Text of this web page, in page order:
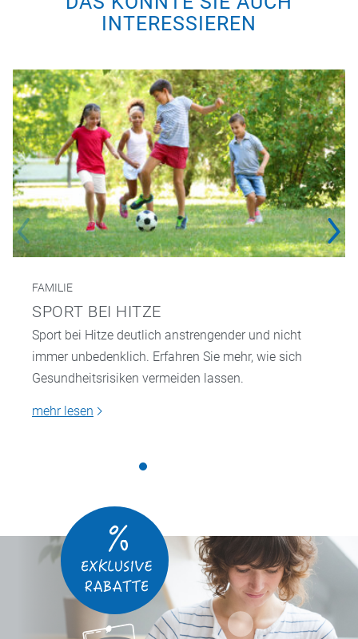
INTERESSIEREN
FAMILIE
SPORT BEI HITZE
Sport bei Hitze deutlich anstrengender und nicht
immer unbedenklich. Erfahren Sie mehr, wie sich
Gesundheitsrisiken vermeiden lassen.
mehr lesen